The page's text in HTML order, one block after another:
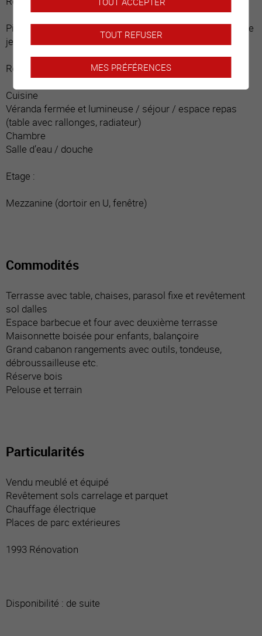
Pièce isolée et aménageable selon désirs (chambre, salle
jeux, rangements) avec revêtement sol carrelage
Rez-de-chaussée :
Cuisine
Véranda fermée et lumineuse / séjour / espace repas
(table avec rallonges, radiateur)
Chambre
Salle d’eau / douche
Etage :
Mezzanine (dortoir en U, fenêtre)
Commodités
Terrasse avec table, chaises, parasol fixe et revêtement
sol dalles
Espace barbecue et four avec deuxième terrasse
Maisonnette boisée pour enfants, balançoire
Grand cabanon rangements avec outils, tondeuse,
débroussailleuse etc.
Réserve bois
Pelouse et terrain
Particularités
Vendu meublé et équipé
Revêtement sols carrelage et parquet
Chauffage électrique
Places de parc extérieures
1993 Rénovation
Disponibilité : de suite
TOUT REFUSER
MES PRÉFÉRENCES